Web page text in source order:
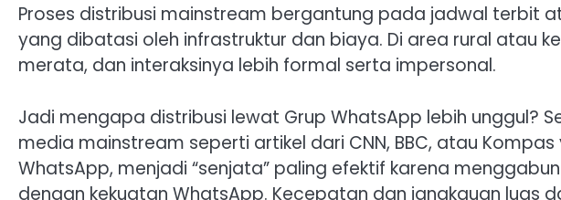
Proses distribusi mainstream bergantung pada jadwal terbit
yang dibatasi oleh infrastruktur dan biaya. Di area rural atau
merata, dan interaksinya lebih formal serta impersonal.
Jadi mengapa distribusi lewat Grup WhatsApp lebih unggul?
media mainstream seperti artikel dari CNN, BBC, atau
WhatsApp, menjadi “senjata” paling efektif karena
dengan kekuatan WhatsApp. Kecepatan dan jangkauan luas